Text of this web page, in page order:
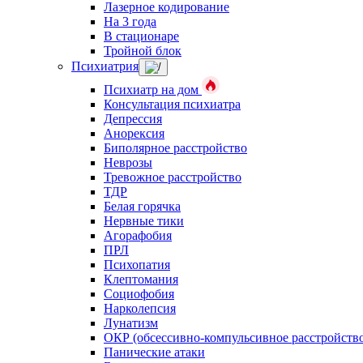
Лазерное кодирование
На 3 года
В стационаре
Тройной блок
Психиатрия
Психиатр на дом
Консультация психиатра
Депрессия
Анорексия
Биполярное расстройство
Неврозы
Тревожное расстройство
ТДР
Белая горячка
Нервные тики
Агорафобия
ПРЛ
Психопатия
Клептомания
Социофобия
Нарколепсия
Лунатизм
ОКР (обсессивно-компульсивное
Панические атаки